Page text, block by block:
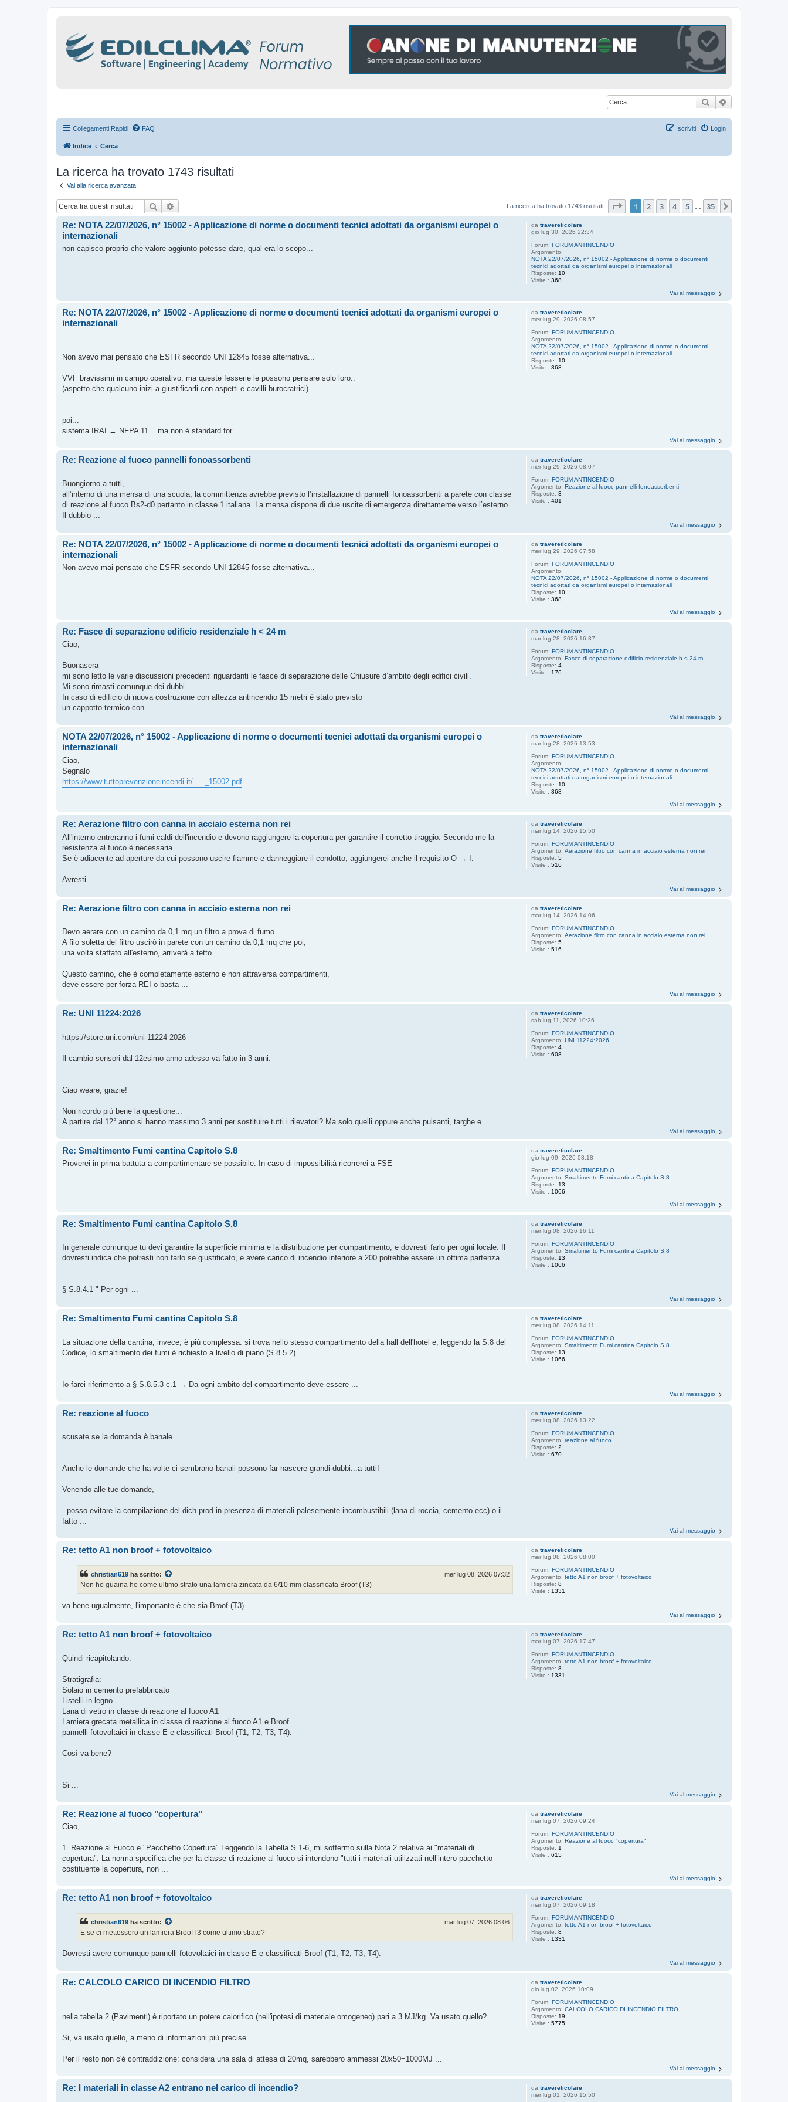
Cerca
Collegamenti Rapidi FAQ Login
Iscriviti
Indice Cerca
La ricerca ha trovato 1743 risultati
Vai alla ricerca avanzata
Cerca La ricerca ha trovato 1743 risultati Pagina1 di
1 2 3 4 5 35
datravereticolare
gio lug 30, 2026 22:34
Forum:FORUM ANTINCENDIO
Argomento:
NOTA 22/07/2026, n° 15002 - Applicazione di norme o documenti
tecnici adottati da organismi europei o internazionali
Risposte: 10
Visite :368
Re: NOTA 22/07/2026, n° 15002 - Applicazione di norme o documenti tecnici adottati da organismi europei o
internazionali
non capisco proprio che valore aggiunto potesse dare, qual era lo scopo...
Vai al messaggio
datravereticolare
mer lug 29, 2026 08:57
Forum:FORUM ANTINCENDIO
Argomento:
NOTA 22/07/2026, n° 15002 - Applicazione di norme o documenti
tecnici adottati da organismi europei o internazionali
Risposte: 10
Visite :368
Re: NOTA 22/07/2026, n° 15002 - Applicazione di norme o documenti tecnici adottati da organismi europei o
internazionali
Non avevo mai pensato che ESFR secondo UNI 12845 fosse alternativa...
VVF bravissimi in campo operativo, ma queste fesserie le possono pensare solo loro..
(aspetto che qualcuno inizi a giustificarli con aspetti e cavilli burocratrici)
poi...
sistema IRAI → NFPA 11... ma non è standard for ...
Vai al messaggio
datravereticolare
mer lug 29, 2026 08:07
Forum:FORUM ANTINCENDIO
Argomento:Reazione al fuoco pannelli fonoassorbenti
Risposte:3
Visite :401
Re: Reazione al fuoco pannelli fonoassorbenti
Buongiorno a tutti,
all’interno di una mensa di una scuola, la committenza avrebbe previsto l’installazione di pannelli fonoassorbenti a parete con classe
di reazione al fuoco Bs2-d0 pertanto in classe 1 italiana. La mensa dispone di due uscite di emergenza direttamente verso l’esterno.
Il dubbio ...
Vai al messaggio
datravereticolare
mer lug 29, 2026 07:58
Forum:FORUM ANTINCENDIO
Argomento:
NOTA 22/07/2026, n° 15002 - Applicazione di norme o documenti
tecnici adottati da organismi europei o internazionali
Risposte: 10
Visite :368
Re: NOTA 22/07/2026, n° 15002 - Applicazione di norme o documenti tecnici adottati da organismi europei o
internazionali
Non avevo mai pensato che ESFR secondo UNI 12845 fosse alternativa...
Vai al messaggio
datravereticolare
mar lug 28, 2026 16:37
Forum:FORUM ANTINCENDIO
Argomento:Fasce di separazione edificio residenziale h < 24 m
Risposte:4
Visite : 176
Re: Fasce di separazione edificio residenziale h < 24 m
Ciao,
Buonasera
mi sono letto le varie discussioni precedenti riguardanti le fasce di separazione delle Chiusure d’ambito degli edifici civili.
Mi sono rimasti comunque dei dubbi...
In caso di edificio di nuova costruzione con altezza antincendio 15 metri è stato previsto
un cappotto termico con ...
Vai al messaggio
datravereticolare
mar lug 28, 2026 13:53
Forum:FORUM ANTINCENDIO
Argomento:
NOTA 22/07/2026, n° 15002 - Applicazione di norme o documenti
tecnici adottati da organismi europei o internazionali
Risposte: 10
Visite :368
NOTA 22/07/2026, n° 15002 - Applicazione di norme o documenti tecnici adottati da organismi europei o
internazionali
Ciao,
Segnalo
https://www.tuttoprevenzioneincendi.it/ ... _15002.pdf
Vai al messaggio
datravereticolare
mar lug 14, 2026 15:50
Forum:FORUM ANTINCENDIO
Argomento:Aerazione filtro con canna in acciaio esterna non rei
Risposte:5
Visite :516
Re: Aerazione filtro con canna in acciaio esterna non rei
All'interno entreranno i fumi caldi dell'incendio e devono raggiungere la copertura per garantire il corretto tiraggio. Secondo me la
resistenza al fuoco è necessaria.
Se è adiacente ad aperture da cui possono uscire fiamme e danneggiare il condotto, aggiungerei anche il requisito O → I.
Avresti ...
Vai al messaggio
datravereticolare
mar lug 14, 2026 14:06
Forum:FORUM ANTINCENDIO
Argomento:Aerazione filtro con canna in acciaio esterna non rei
Risposte:5
Visite :516
Re: Aerazione filtro con canna in acciaio esterna non rei
Devo aerare con un camino da 0,1 mq un filtro a prova di fumo.
A filo soletta del filtro uscirò in parete con un camino da 0,1 mq che poi,
una volta staffato all'esterno, arriverà a tetto.
Questo camino, che è completamente esterno e non attraversa compartimenti,
deve essere per forza REI o basta ...
Vai al messaggio
datravereticolare
sab lug 11, 2026 10:26
Forum:FORUM ANTINCENDIO
Argomento:UNI 11224:2026
Risposte:4
Visite :608
Re: UNI 11224:2026
https://store.uni.com/uni-11224-2026
Il cambio sensori dal 12esimo anno adesso va fatto in 3 anni.
Ciao weare, grazie!
Non ricordo più bene la questione...
A partire dal 12° anno si hanno massimo 3 anni per sostituire tutti i rilevatori? Ma solo quelli oppure anche pulsanti, targhe e ...
Vai al messaggio
datravereticolare
gio lug 09, 2026 08:18
Forum:FORUM ANTINCENDIO
Argomento:Smaltimento Fumi cantina Capitolo S.8
Risposte: 13
Visite : 1066
Re: Smaltimento Fumi cantina Capitolo S.8
Proverei in prima battuta a compartimentare se possibile. In caso di impossibilità ricorrerei a FSE
Vai al messaggio
datravereticolare
mer lug 08, 2026 16:11
Forum:FORUM ANTINCENDIO
Argomento:Smaltimento Fumi cantina Capitolo S.8
Risposte: 13
Visite : 1066
Re: Smaltimento Fumi cantina Capitolo S.8
In generale comunque tu devi garantire la superficie minima e la distribuzione per compartimento, e dovresti farlo per ogni locale. Il
dovresti indica che potresti non farlo se giustificato, e avere carico di incendio inferiore a 200 potrebbe essere un ottima partenza.
§ S.8.4.1 " Per ogni ...
Vai al messaggio
datravereticolare
mer lug 08, 2026 14:11
Forum:FORUM ANTINCENDIO
Argomento:Smaltimento Fumi cantina Capitolo S.8
Risposte: 13
Visite : 1066
Re: Smaltimento Fumi cantina Capitolo S.8
La situazione della cantina, invece, è più complessa: si trova nello stesso compartimento della hall dell'hotel e, leggendo la S.8 del
Codice, lo smaltimento dei fumi è richiesto a livello di piano (S.8.5.2).
Io farei riferimento a § S.8.5.3 c.1 → Da ogni ambito del compartimento deve essere ...
Vai al messaggio
datravereticolare
mer lug 08, 2026 13:22
Forum:FORUM ANTINCENDIO
Argomento:reazione al fuoco
Risposte:2
Visite :670
Re: reazione al fuoco
scusate se la domanda è banale
Anche le domande che ha volte ci sembrano banali possono far nascere grandi dubbi...a tutti!
Venendo alle tue domande,
- posso evitare la compilazione del dich prod in presenza di materiali palesemente incombustibili (lana di roccia, cemento ecc) o il
fatto ...
Vai al messaggio
datravereticolare
mer lug 08, 2026 08:00
Forum:FORUM ANTINCENDIO
Argomento:tetto A1 non broof + fotovoltaico
Risposte:8
Visite : 1331
Re: tetto A1 non broof + fotovoltaico
christian619 ha scritto: mer lug 08, 2026 07:32
Non ho guaina ho come ultimo strato una lamiera zincata da 6/10 mm classificata Broof (T3)
va bene ugualmente, l'importante è che sia Broof (T3)
Vai al messaggio
datravereticolare
mar lug 07, 2026 17:47
Forum:FORUM ANTINCENDIO
Argomento:tetto A1 non broof + fotovoltaico
Risposte:8
Visite : 1331
Re: tetto A1 non broof + fotovoltaico
Quindi ricapitolando:
Stratigrafia:
Solaio in cemento prefabbricato
Listelli in legno
Lana di vetro in classe di reazione al fuoco A1
Lamiera grecata metallica in classe di reazione al fuoco A1 e Broof
pannelli fotovoltaici in classe E e classificati Broof (T1, T2, T3, T4).
Così va bene?
Si ...
Vai al messaggio
datravereticolare
mar lug 07, 2026 09:24
Forum:FORUM ANTINCENDIO
Argomento:Reazione al fuoco "copertura"
Risposte: 1
Visite :615
Re: Reazione al fuoco "copertura"
Ciao,
1. Reazione al Fuoco e "Pacchetto Copertura" Leggendo la Tabella S.1-6, mi soffermo sulla Nota 2 relativa ai "materiali di
copertura". La norma specifica che per la classe di reazione al fuoco si intendono "tutti i materiali utilizzati nell’intero pacchetto
costituente la copertura, non ...
Vai al messaggio
datravereticolare
mar lug 07, 2026 09:18
Forum:FORUM ANTINCENDIO
Argomento:tetto A1 non broof + fotovoltaico
Risposte:8
Visite : 1331
Re: tetto A1 non broof + fotovoltaico
christian619 ha scritto: mar lug 07, 2026 08:06
E se ci mettessero un lamiera BroofT3 come ultimo strato?
Dovresti avere comunque pannelli fotovoltaici in classe E e classificati Broof (T1, T2, T3, T4).
Vai al messaggio
datravereticolare
gio lug 02, 2026 10:09
Forum: FORUM ANTINCENDIO
Argomento:CALCOLO CARICO DI INCENDIO FILTRO
Risposte:19
Visite :5775
Re: CALCOLO CARICO DI INCENDIO FILTRO
nella tabella 2 (Pavimenti) è riportato un potere calorifico (nell'ipotesi di materiale omogeneo) pari a 3 MJ/kg. Va usato quello?
Si, va usato quello, a meno di informazioni più precise.
Per il resto non c'è contraddizione: considera una sala di attesa di 20mq, sarebbero ammessi 20x50=1000MJ ...
Vai al messaggio
datravereticolare
mer lug 01, 2026 15:50
Re: I materiali in classe A2 entrano nel carico di incendio?